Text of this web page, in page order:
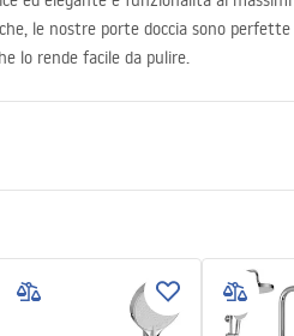
le nostre porte doccia sono
lo rende facile da pulire.
Universale
6 mm